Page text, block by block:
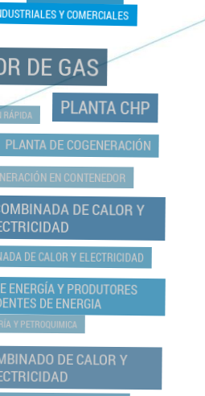
Y COMERCIALES
DE GAS
RÁPIDA PLANTA CHP
PLANTA DE COGENERACIÓN
EN CONTENEDOR
DE CALOR Y
DE CALOR Y ELECTRICIDAD
ENERGÍA Y PRODUTORES
DE ENERGIA
Y PETROQUIMICA
DE CALOR Y